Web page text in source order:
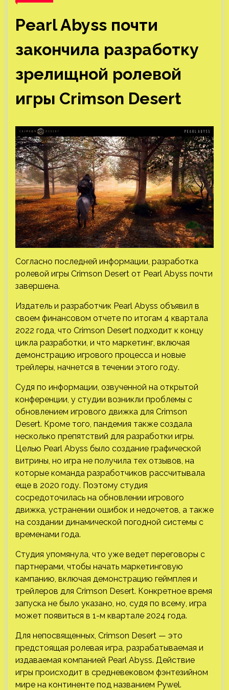
Pearl Abyss почти
закончила разработку
зрелищной ролевой
игры Crimson Desert
Согласно последней информации, разработка
ролевой игры Crimson Desert от Pearl Abyss почти
завершена.
Издатель и разработчик Pearl Abyss объявил в
своем финансовом отчете по итогам 4 квартала
2022 года, что Crimson Desert подходит к концу
цикла разработки, и что маркетинг, включая
демонстрацию игрового процесса и новые
трейлеры, начнется в течении этого году.
Судя по информации, озвученной на открытой
конференции, у студии возникли проблемы с
обновлением игрового движка для Crimson
Desert. Кроме того, пандемия также создала
несколько препятствий для разработки игры.
Целью Pearl Abyss было создание графической
витрины, но игра не получила тех отзывов, на
которые команда разработчиков рассчитывала
еще в 2020 году. Поэтому студия
сосредоточилась на обновлении игрового
движка, устранении ошибок и недочетов, а также
на создании динамической погодной системы с
временами года.
Студия упомянула, что уже ведет переговоры с
партнерами, чтобы начать маркетинговую
кампанию, включая демонстрацию геймплея и
трейлеров для Crimson Desert. Конкретное время
запуска не было указано, но, судя по всему, игра
может появиться в 1-м квартале 2024 года.
Для непосвященных, Crimson Desert — это
предстоящая ролевая игра, разрабатываемая и
издаваемая компанией Pearl Abyss. Действие
игры происходит в средневековом фэнтезийном
мире на континенте под названием Pywel.